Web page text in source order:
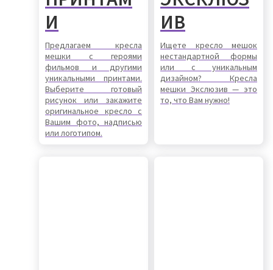
И
Предлагаем кресла
мешки с героями
фильмов и другими
уникальными принтами.
Выберите готовый
рисунок или закажите
оригинальное кресло с
Вашим фото, надписью
или логотипом.
ИВ
Ищете кресло мешок
нестандартной формы
или с уникальным
дизайном? Кресла
мешки Экслюзив — это
то, что Вам нужно!